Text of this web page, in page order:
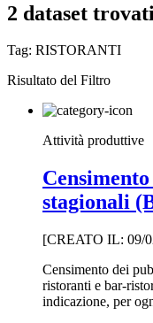
2 dataset trovati
Tag: RISTORANTI
Risultato del Filtro
Attività produttive
stagionali
[CREATO IL: 09/
Censimento dei
ristoranti e bar-
indicazione, per